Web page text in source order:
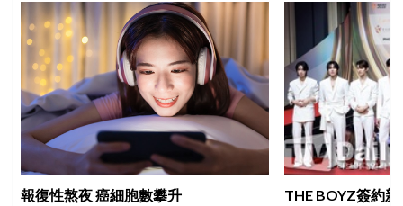
報復性熬夜 癌細胞數攀升
THE BOYZ簽約